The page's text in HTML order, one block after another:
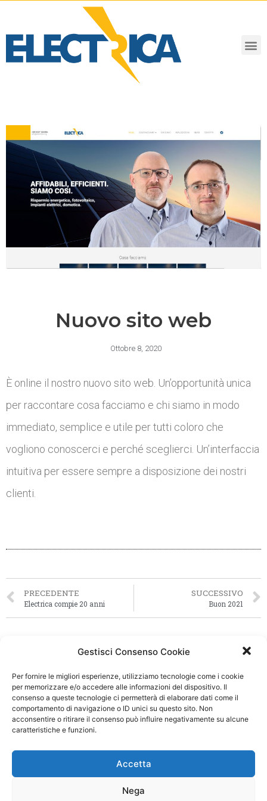
Gestisci Consenso Cookie
Per fornire le migliori esperienze, utilizziamo tecnologie come i cookie
per memorizzare e/o accedere alle informazioni del dispositivo. Il
consenso a queste tecnologie ci permetterà di elaborare dati come il
comportamento di navigazione o ID unici su questo sito. Non
acconsentire o ritirare il consenso può influire negativamente su alcune
caratteristiche e funzioni.
Accetta
Nega
Nuovo sito web
Ottobre 8, 2020
È online il nostro nuovo sito web. Un’opportunità unica
per raccontare cosa facciamo e chi siamo in modo
immediato, semplice e utile per tutti coloro che
vogliono conoscerci e perché sceglierci. Un’interfaccia
intuitiva per essere sempre a disposizione dei nostri
clienti.
PRECEDENTE
Electrica compie 20 anni
SUCCESSIVO
Buon 2021
Viale Cadore, 44/e - 32014 Ponte Nelle Alpi (BL)